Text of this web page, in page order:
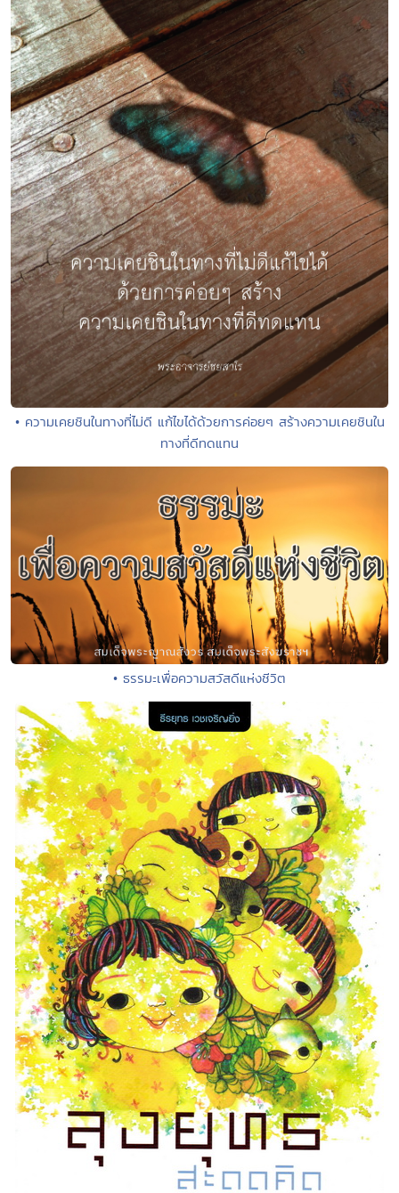
• ความเคยชินในทางที่ไม่ดี แก้ไขได้ด้วยการค่อยๆ สร้างความเคยชินใน
ทางที่ดีทดแทน
• ธรรมะเพื่อความสวัสดีแห่งชีวิต